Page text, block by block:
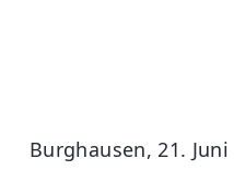
Burghausen, 21. Juni